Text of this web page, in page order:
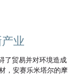
业
了贸易并对环境造成
，安赛乐米塔尔的摩